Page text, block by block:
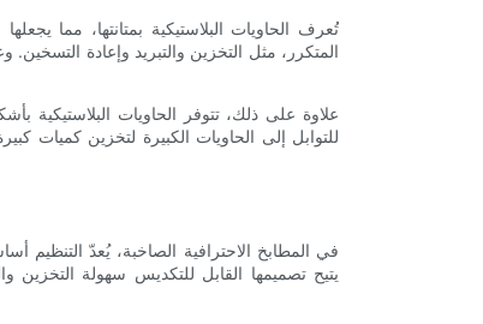
تُعرف الحاويات البلاستيكية بمتانتها، مما
المتكرر، مثل التخزين والتبريد وإعادة
علاوة على ذلك، تتوفر الحاويات البلاستيكية
للتوابل إلى الحاويات الكبيرة لتخزين كميات
في المطابخ الاحترافية الصاخبة، يُعدّ التنظيم
يتيح تصميمها القابل للتكديس سهولة